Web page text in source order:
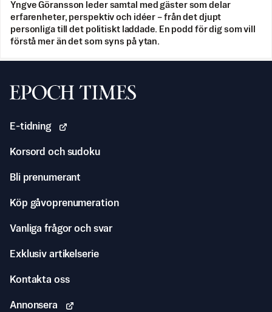
Yngve Göransson leder samtal med gäster som delar
erfarenheter, perspektiv och idéer – från det djupt
personliga till det politiskt laddade. En podd för dig som vill
förstå mer än det som syns på ytan.
Svenska Epoch Times
E-tidning
Korsord och sudoku
Bli prenumerant
Köp gåvoprenumeration
Vanliga frågor och svar
Exklusiv artikelserie
Kontakta oss
Annonsera